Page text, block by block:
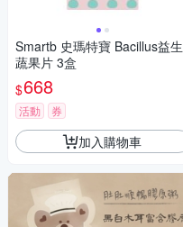
Smartb 史瑪特寶 Bacillus益生
蔬果片 3盒
$668
活動 券
加入購物車